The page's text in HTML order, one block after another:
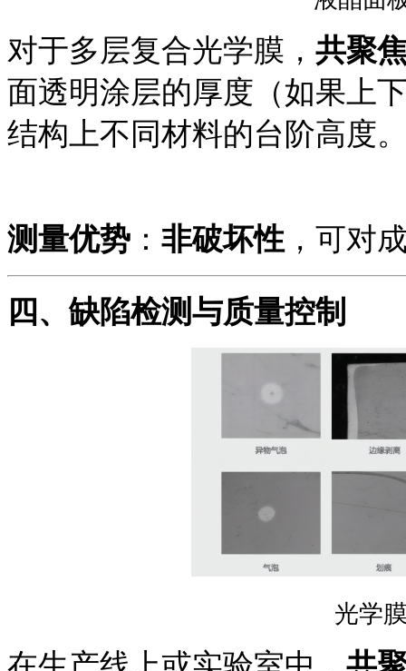
对于多层复合光学膜， 共聚
面透明涂层的厚度（如果上
结构上不同材料的台阶高度
测量优势 ： 非破坏性 ，可对
四、 缺陷检测与质量控制
光学